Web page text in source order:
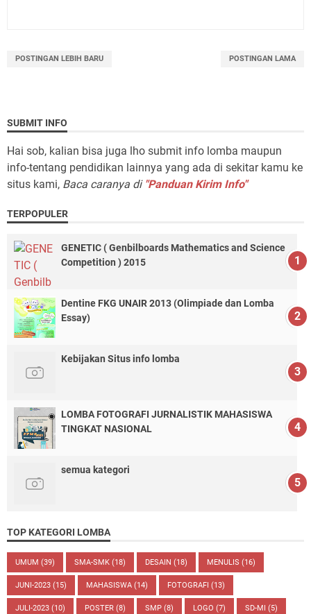
POSTINGAN LEBIH BARU POSTINGAN LAMA
SUBMIT INFO
Hai sob, kalian bisa juga lho submit info lomba maupun
info-tentang pendidikan lainnya yang ada di sekitar kamu ke
situs kami, Baca caranya di "Panduan Kirim Info"
TERPOPULER
GENETIC ( Genbilboards Mathematics and Science
Competition ) 2015
Dentine FKG UNAIR 2013 (Olimpiade dan Lomba
Essay)
Kebijakan Situs info lomba
LOMBA FOTOGRAFI JURNALISTIK MAHASISWA
TINGKAT NASIONAL
semua kategori
TOP KATEGORI LOMBA
UMUM (39) SMA-SMK (18) DESAIN (18) MENULIS (16)
JUNI-2023 (15) MAHASISWA (14) FOTOGRAFI (13)
JULI-2023 (10) POSTER (8) SMP (8) LOGO (7) SD-MI (5)